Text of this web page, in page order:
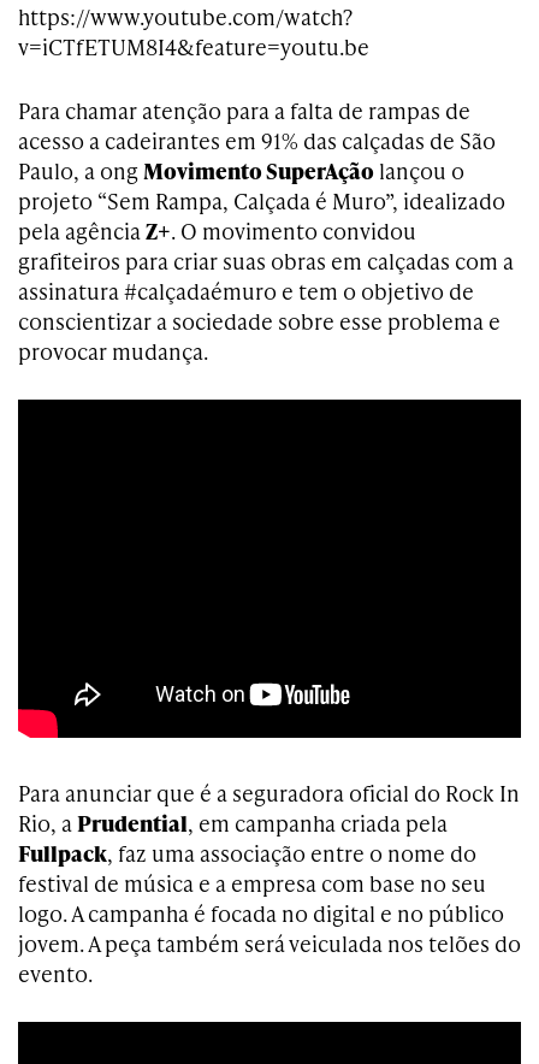
https://www.youtube.com/watch?
v=iCTfETUM8I4&feature=youtu.be
Para chamar atenção para a falta de rampas de
acesso a cadeirantes em 91% das calçadas de São
Paulo, a ongMovimento SuperAção lançou o
projeto “Sem Rampa, Calçada é Muro”, idealizado
pela agênciaZ+. O movimento convidou
grafiteiros para criar suas obras em calçadas com a
assinatura #calçadaémuro e tem o objetivo de
conscientizar a sociedade sobre esse problema e
provocar mudança.
Para anunciar que é a seguradora oficial do Rock In
Rio, aPrudential, em campanha criada pela
Fullpack, faz uma associação entre o nome do
festival de música e a empresa com base no seu
logo. A campanha é focada no digital e no público
jovem. A peça também será veiculada nos telões do
evento.